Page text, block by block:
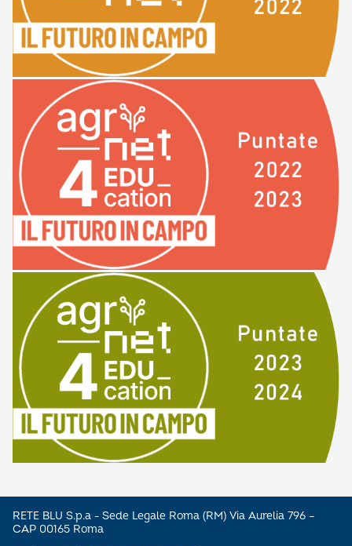
RETE BLU S.p.a - Sede Legale Roma (RM) Via Aurelia 796 –
CAP 00165 Roma